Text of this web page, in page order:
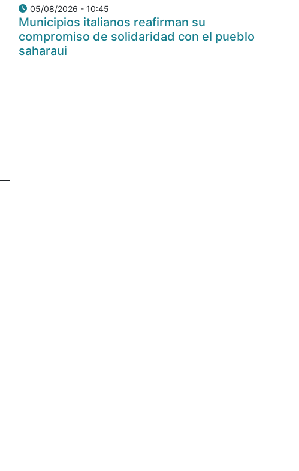
05/08/2026 - 10:45
Municipios italianos reafirman su
compromiso de solidaridad con el pueblo
saharaui